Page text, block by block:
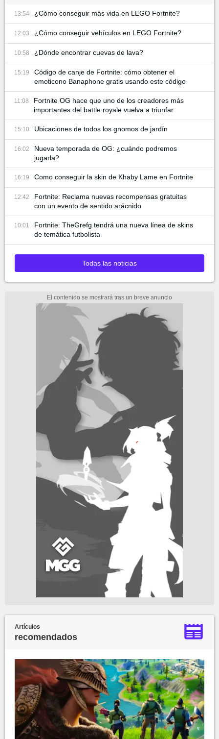
13:54 ¿Cómo conseguir más vida en LEGO Fortnite?
12:03 ¿Cómo conseguir vehículos en LEGO Fortnite?
10:58 ¿Dónde encontrar cuevas de lava?
15:19
Código de canje de Fortnite: cómo obtener el
emoticono Banaphone gratis usando este código
11:08
Fortnite OG hace que uno de los creadores más
importantes del battle royale vuelva a triunfar
15:10 Ubicaciones de todos los gnomos de jardín
16:02
Nueva temporada de OG: ¿cuándo podremos
jugarla?
16:19 Como conseguir la skin de Khaby Lame en Fortnite
12:42
Fortnite: Reclama nuevas recompensas gratuitas
con un evento de sentido arácnido
10:01
Fortnite: TheGrefg tendrá una nueva línea de skins
de temática futbolista
Todas las noticias
Artículos
recomendados